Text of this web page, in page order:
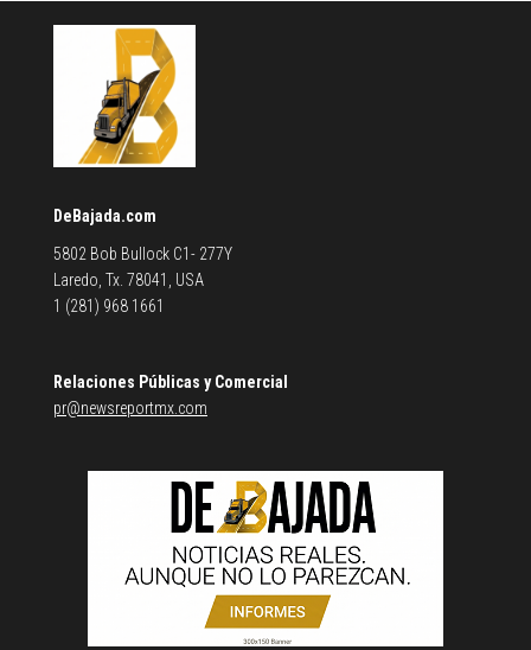
DeBajada.com
5802 Bob Bullock C1- 277Y
Laredo, Tx. 78041, USA
1 (281) 968 1661
Relaciones Públicas y Comercial
pr@newsreportmx.com